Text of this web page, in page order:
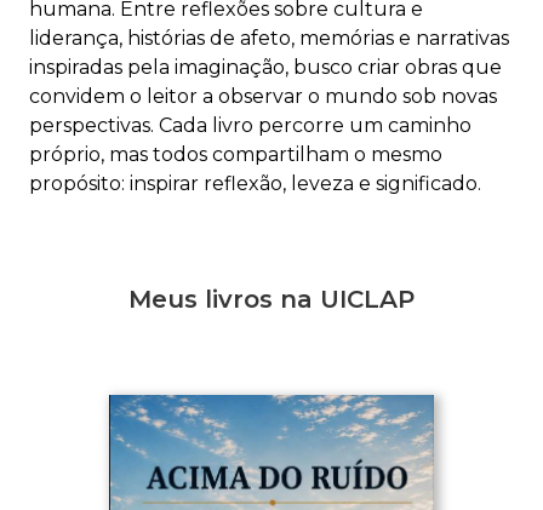
humana. Entre reflexões sobre cultura e
liderança, histórias de afeto, memórias e narrativas
inspiradas pela imaginação, busco criar obras que
convidem o leitor a observar o mundo sob novas
perspectivas. Cada livro percorre um caminho
próprio, mas todos compartilham o mesmo
propósito: inspirar reflexão, leveza e significado.
Meus livros na UICLAP